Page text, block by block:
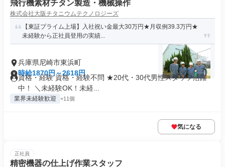
飛行機素材チタン製造・機械操作
株式会社大阪チタニウムテクノロジーズ
【東証プライム上場】入社祝い金最大30万円★月収例39.3万円★
未経験から正社員登用の実績...
兵庫県尼崎市東浜町
時給1870円～2618円
資格・経験 資格・経験不問 ★20代・30代男性スタッフ活躍
中！ ＼未経験OK！未経...
業界未経験歓迎 +11個
気になる
正社員
精密機器の仕上げ作業スタッフ